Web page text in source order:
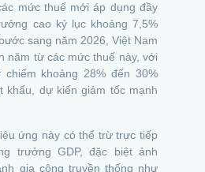
mức thuế mới áp dụng đầy
cao kỷ lục khoảng 7,5%
sang năm 2026, Việt Nam
năm từ các mức thuế này, với
khoảng 28% đến 30%
khẩu, dự kiến giảm tốc mạnh
ứng này có thể trừ trực tiếp
trưởng GDP, đặc biệt ảnh
gia công truyền thống như